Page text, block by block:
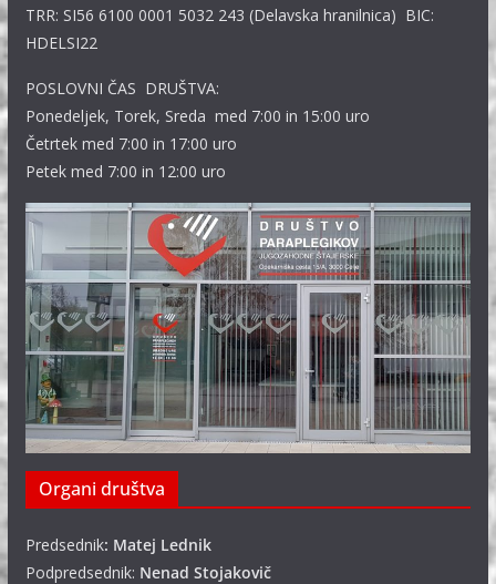
TRR: SI56 6100 0001 5032 243 (Delavska hranilnica) BIC:
HDELSI22
POSLOVNI ČAS DRUŠTVA:
Ponedeljek, Torek, Sreda med 7:00 in 15:00 uro
Četrtek med 7:00 in 17:00 uro
Petek med 7:00 in 12:00 uro
Organi društva
Predsednik: Matej Lednik
Podpredsednik: Nenad Stojakovič